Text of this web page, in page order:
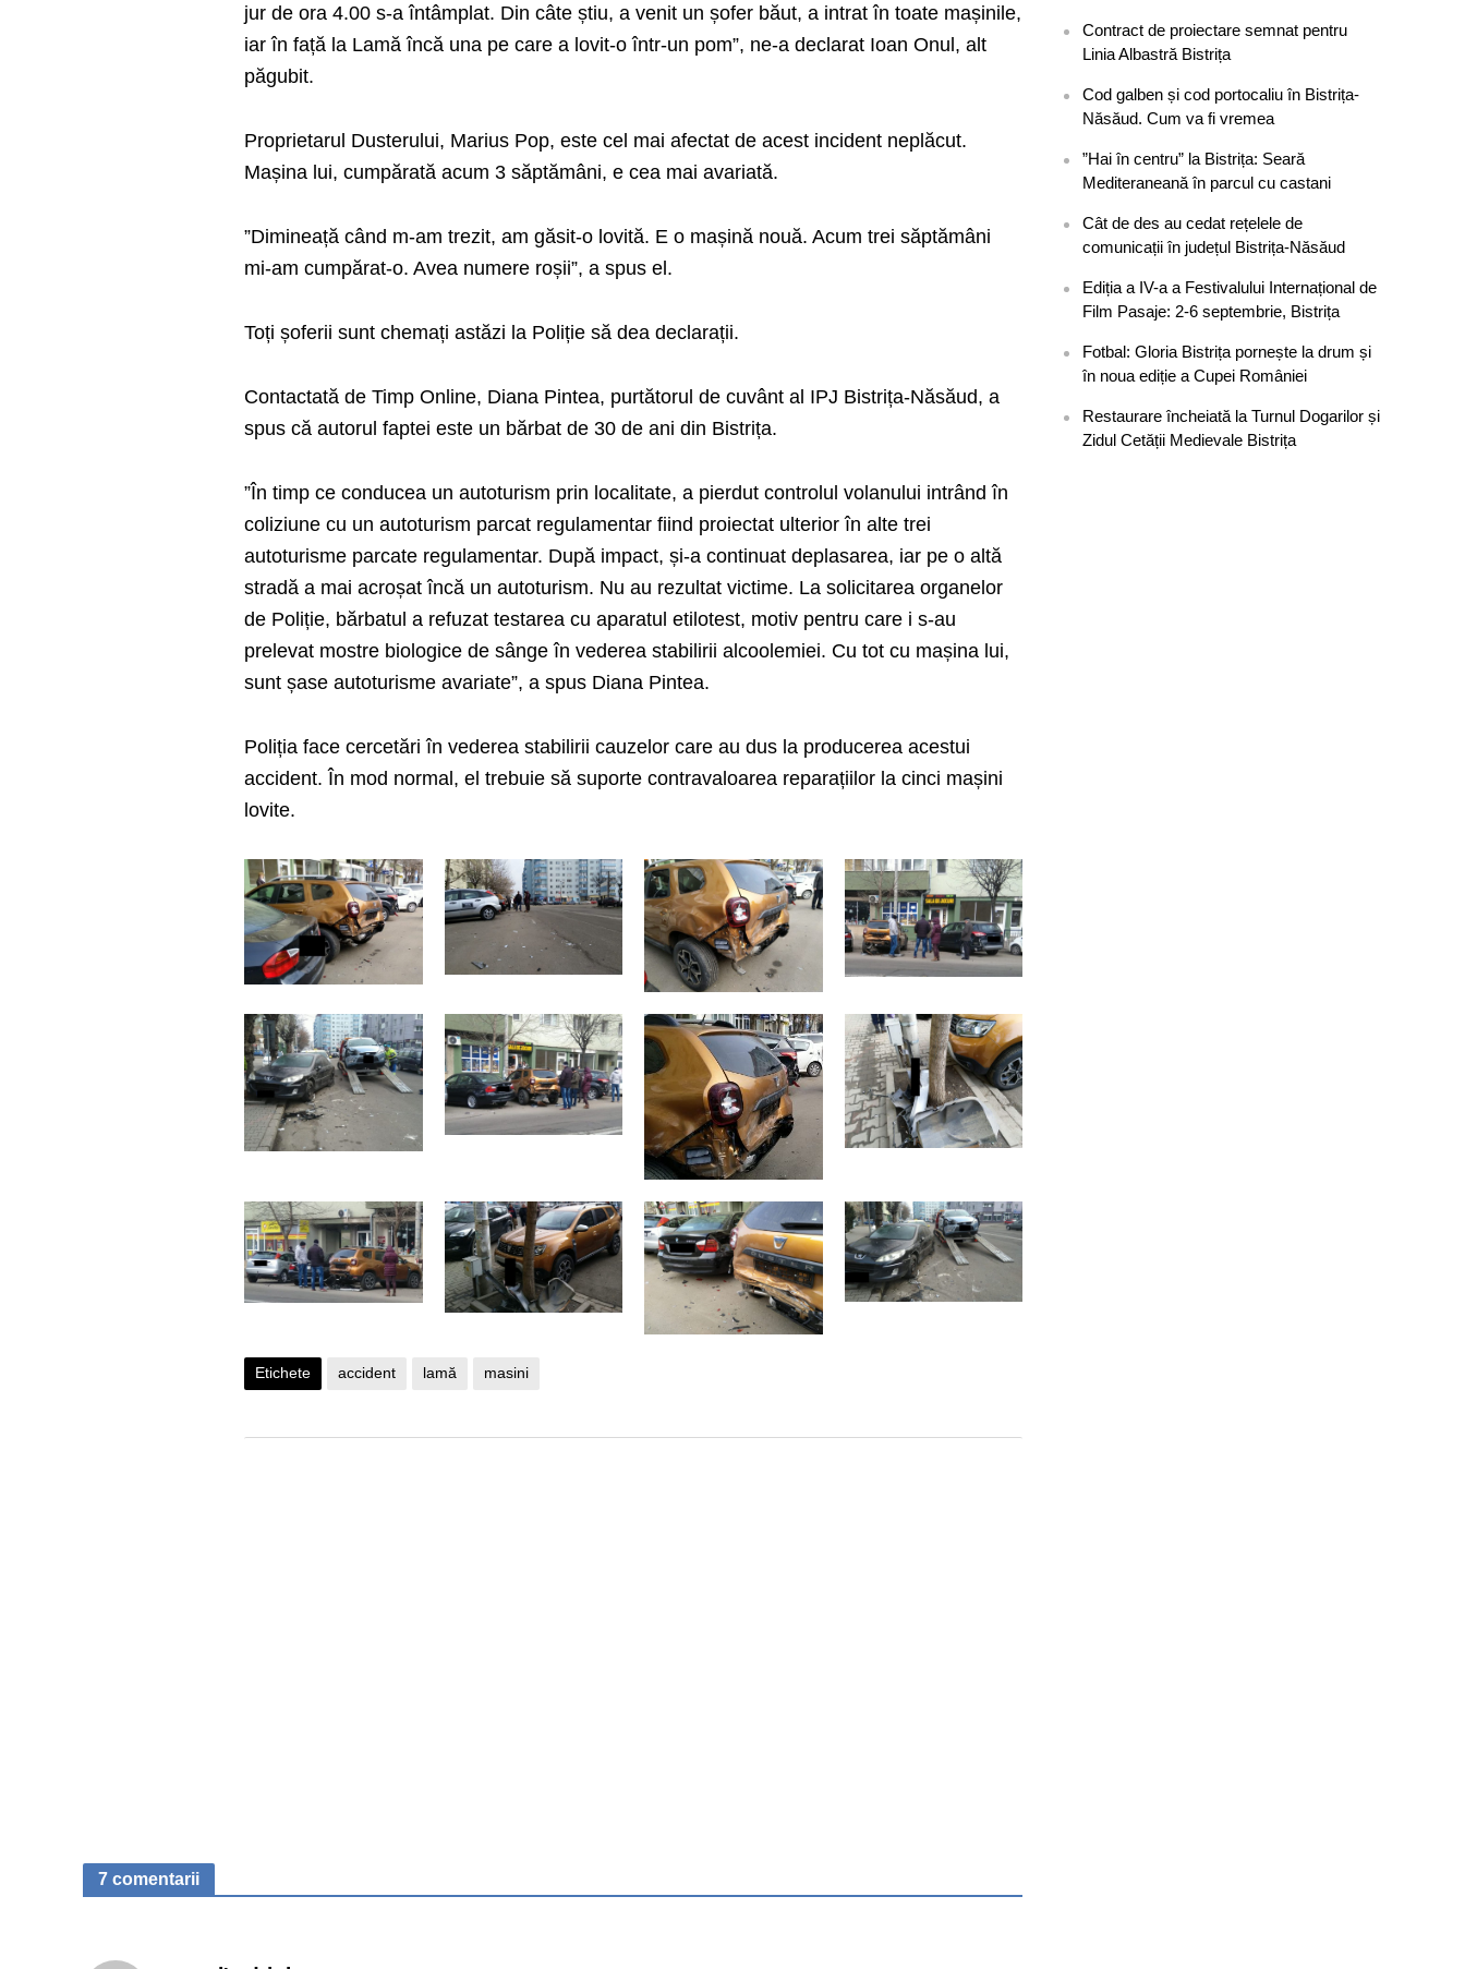
jur de ora 4.00 s-a întâmplat. Din câte știu, a venit un șofer băut, a intrat în toate mașinile,
iar în față la Lamă încă una pe care a lovit-o într-un pom”, ne-a declarat Ioan Onul, alt
păgubit.
Proprietarul Dusterului, Marius Pop, este cel mai afectat de acest incident neplăcut.
Mașina lui, cumpărată acum 3 săptămâni, e cea mai avariată.
”Dimineață când m-am trezit, am găsit-o lovită. E o mașină nouă. Acum trei săptămâni
mi-am cumpărat-o. Avea numere roșii”, a spus el.
Toți șoferii sunt chemați astăzi la Poliție să dea declarații.
Contactată de Timp Online, Diana Pintea, purtătorul de cuvânt al IPJ Bistrița-Năsăud, a
spus că autorul faptei este un bărbat de 30 de ani din Bistrița.
”În timp ce conducea un autoturism prin localitate, a pierdut controlul volanului intrând în
coliziune cu un autoturism parcat regulamentar fiind proiectat ulterior în alte trei
autoturisme parcate regulamentar. După impact, și-a continuat deplasarea, iar pe o altă
stradă a mai acroșat încă un autoturism. Nu au rezultat victime. La solicitarea organelor
de Poliție, bărbatul a refuzat testarea cu aparatul etilotest, motiv pentru care i s-au
prelevat mostre biologice de sânge în vederea stabilirii alcoolemiei. Cu tot cu mașina lui,
sunt șase autoturisme avariate”, a spus Diana Pintea.
Poliția face cercetări în vederea stabilirii cauzelor care au dus la producerea acestui
accident. În mod normal, el trebuie să suporte contravaloarea reparațiilor la cinci mașini
lovite.
Etichete accident lamă masini
7 comentarii
Contract de proiectare semnat pentru
Linia Albastră Bistrița
Cod galben și cod portocaliu în Bistrița-
Năsăud. Cum va fi vremea
”Hai în centru” la Bistrița: Seară
Mediteraneană în parcul cu castani
Cât de des au cedat rețelele de
comunicații în județul Bistrița-Năsăud
Ediția a IV-a a Festivalului Internațional de
Film Pasaje: 2-6 septembrie, Bistrița
Fotbal: Gloria Bistrița pornește la drum și
în noua ediție a Cupei României
Restaurare încheiată la Turnul Dogarilor și
Zidul Cetății Medievale Bistrița